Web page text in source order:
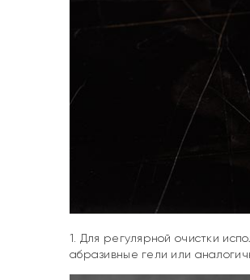
1. Для регулярной очистки
абразивные гели или